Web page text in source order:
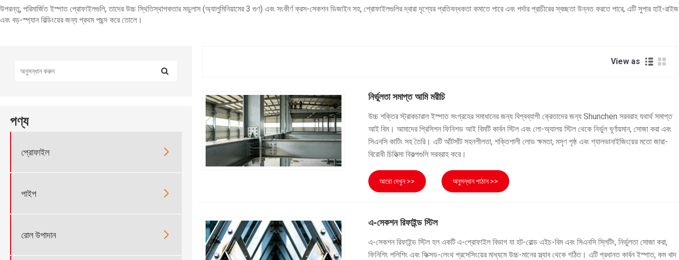
উপরন্তু, পরিমার্জিত ইস্পাত প্রোফাইলগুলি, তাদের উচ্চ স্থিতিস্থাপকতার মডুলাস (অ্যালুমিনিয়ামের 3 গুণ) এবং সংকীর্ণ ক্রস-সেকশন ডিজাইন সহ, প্রোফাইলগুলির দ্বারা দৃশ্যের প্রতিবন্ধকতা কমাতে পারে এবং পর্দার প্রাচীরের স্বচ্ছতা উন্নত করতে পারে, এটি সুপার হাই-রাইজ
এবং বড়-স্প্যান বিল্ডিংয়ের জন্য প্রথম পছন্দ করে তোলে।
পণ্য
প্রোফাইল 
পাইপ 
রোল উপাদান 
View as
নির্ভুলতা সমাপ্ত আমি মরীচি
উচ্চ শক্তির স্ট্রাকচারাল ইস্পাত সংগ্রহের সমাধানের জন্য বিশ্বব্যাপী ক্রেতাদের জন্য Shunchen সরবরাহ যথার্থ সমাপ্ত
আই বিম। আমাদের প্রিসিশন ফিনিশড আই বিমটি কার্বন স্টিল এবং লো-অ্যালয় স্টিল থেকে নির্ভুল ঘূর্ণায়মান, সোজা করা এবং
সিএনসি কাটিং সহ তৈরি। এটি আঁটসাঁট সহনশীলতা, শক্তিশালী লোড ক্ষমতা, মসৃণ পৃষ্ঠ এবং গ্যালভানাইজিংয়ের মতো জারা-
বিরোধী চিকিত্সা বিকল্পগুলি সরবরাহ করে।
আরো দেখুন >> অনুসন্ধান পাঠান >>
এ-সেকশন রিফাইন্ড স্টিল
এ-সেকশন রিফাইন্ড স্টিল হল একটি এ-প্রোফাইল বিভাগ যা হট-রোল্ড এইচ-বিম এবং সিএনসি স্লিটিং, নির্ভুলতা সোজা করা,
ফিনিশিং পলিশিং এবং ফিক্সড-লেংথ প্রসেসিংয়ের মাধ্যমে উচ্চ-মানের স্ল্যাব থেকে গঠিত। এটি প্রধানত কার্বন ইস্পাত, কম খাদ